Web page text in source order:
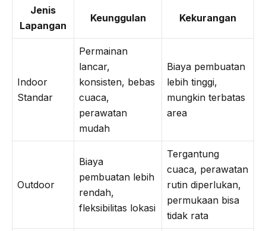
Jenis
Lapangan
Keunggulan Kekurangan
Indoor
Standar
Permainan
lancar,
konsisten, bebas
cuaca,
perawatan
mudah
Biaya pembuatan
lebih tinggi,
mungkin terbatas
area
Outdoor
Biaya
pembuatan lebih
rendah,
fleksibilitas lokasi
Tergantung
cuaca, perawatan
rutin diperlukan,
permukaan bisa
tidak rata